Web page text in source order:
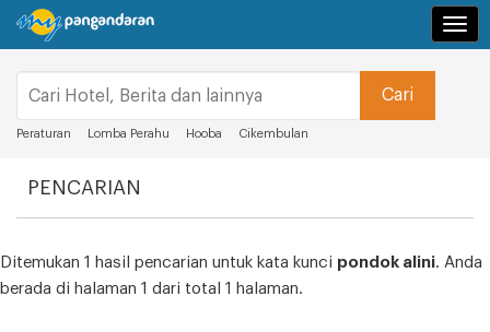
Peraturan Lomba Perahu Hooba Cikembulan
PENCARIAN
Ditemukan 1 hasil pencarian untuk kata kunci pondok alini. Anda
berada di halaman 1 dari total 1 halaman.